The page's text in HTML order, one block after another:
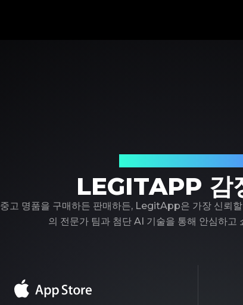
LEGITAPP 감
중고 명품을 구매하든 판매하든, LegitApp은 가장 신뢰
의 전문가 팀과 첨단 AI 기술을 통해 안심하고